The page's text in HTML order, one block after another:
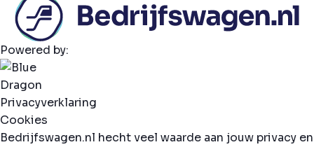
Powered by:
Privacyverklaring
Cookies
Bedrijfswagen.nl hecht veel waarde aan jouw privacy en